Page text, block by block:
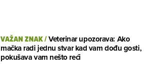
VAŽAN ZNAK/Veterinar upozorava: Ako
mačka radi jednu stvar kad vam dođu gosti,
pokušava vam nešto reći